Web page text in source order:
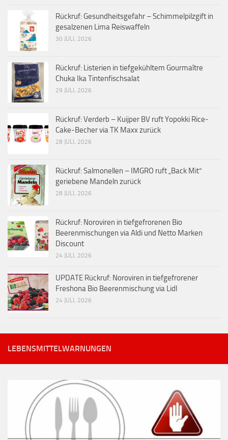
Rückruf: Gesundheitsgefahr – Schimmelpilzgift in
gesalzenen Lima Reiswaffeln
30 JULI, 2026
Rückruf: Listerien in tiefgekühltem Gourmaître
Chuka Ika Tintenfischsalat
29 JULI, 2026
Rückruf: Verderb – Kuijper BV ruft Yopokki Rice-
Cake-Becher via TK Maxx zurück
28 JULI, 2026
Rückruf: Salmonellen – IMGRO ruft „Back Mit“
geriebene Mandeln zurück
28 JULI, 2026
Rückruf: Noroviren in tiefgefrorenen Bio
Beerenmischungen via Aldi und Netto Marken
Discount
24 JULI, 2026
UPDATE Rückruf: Noroviren in tiefgefrorener
Freshona Bio Beerenmischung via Lidl
24 JULI, 2026
LEBENSMITTELWARNUNGEN